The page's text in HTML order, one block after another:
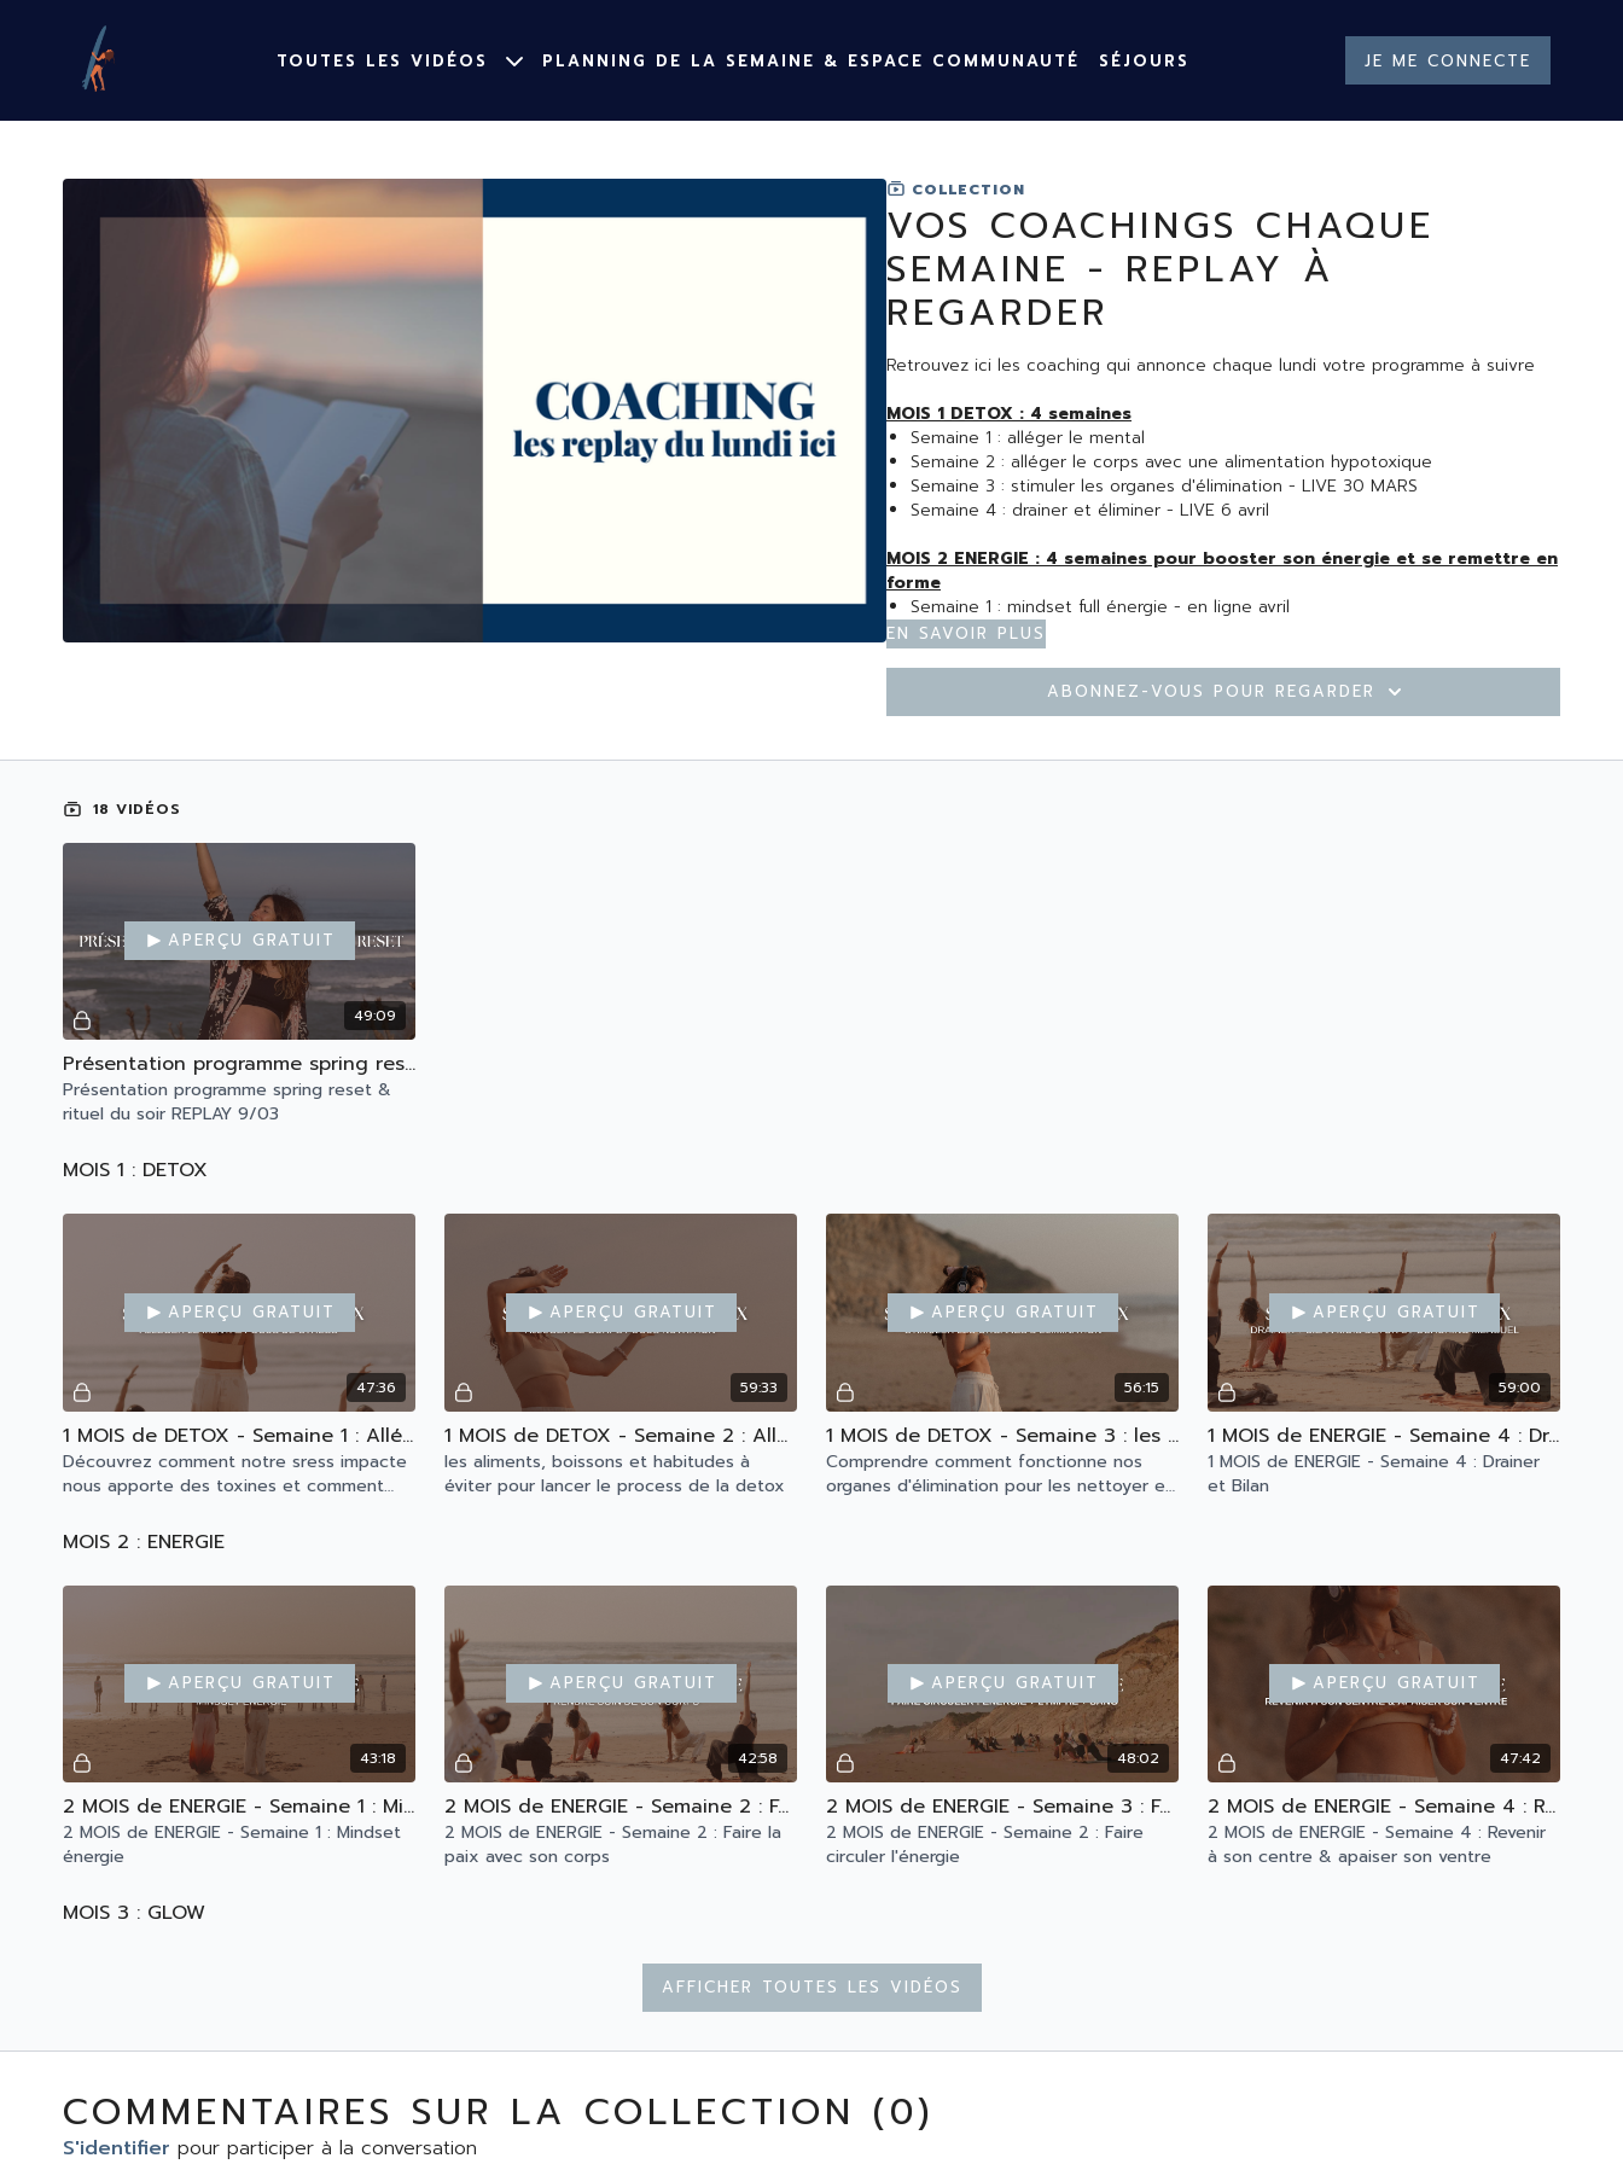
TOUTES LES VIDÉOS PLANNING DE LA SEMAINE & ESPACE COMMUNAUTÉ SÉJOURS JE ME CONNECTE
COLLECTION
VOS COACHINGS CHAQUE
SEMAINE - REPLAY À
REGARDER
Retrouvez ici les coaching qui annonce chaque lundi votre programme à suivre
MOIS 1 DETOX : 4 semaines
Semaine 1 : alléger le mental
Semaine 2 : alléger le corps avec une alimentation hypotoxique
Semaine 3 : stimuler les organes d'élimination - LIVE 30 MARS
Semaine 4 : drainer et éliminer - LIVE 6 avril
MOIS 2 ENERGIE : 4 semaines pour booster son énergie et se remettre en
forme
Semaine 1 : mindset full énergie - en ligne avril
Semaine 2 : comment être bien dans son corps - en ligne avril
Semaine 3 : routines pour des gambettes fuselées - en ligne avril
Semaine 4 : routines pour un ventre plus plat - en ligne avril
En savoir plus
Abonnez-vous pour regarder
18 VIDÉOS
Afficher toutes les vidéos
49:09
Aperçu gratuit
Présentation programme spring reset & rituel du soir REPLAY 9/03
Présentation programme spring reset &
rituel du soir REPLAY 9/03
MOIS 1 : DETOX
47:36
Aperçu gratuit
1 MOIS de DETOX - Semaine 1 : Alléger le mental
Découvrez comment notre sress impacte
nous apporte des toxines et comment
59:33
Aperçu gratuit
1 MOIS de DETOX - Semaine 2 : Alléger le corps
les aliments, boissons et habitudes à
éviter pour lancer le process de la detox
56:15
Aperçu gratuit
1 MOIS de DETOX - Semaine 3 : les organes émonctoires
Comprendre comment fonctionne nos
organes d'élimination pour les nettoyer et
59:00
Aperçu gratuit
1 MOIS de ENERGIE - Semaine 4 : Drainer et Bilan
1 MOIS de ENERGIE - Semaine 4 : Drainer
et Bilan
MOIS 2 : ENERGIE
43:18
Aperçu gratuit
2 MOIS de ENERGIE - Semaine 1 : Mindset énergie
2 MOIS de ENERGIE - Semaine 1 : Mindset
énergie
42:58
Aperçu gratuit
2 MOIS de ENERGIE - Semaine 2 : Faire la paix avec son corps
2 MOIS de ENERGIE - Semaine 2 : Faire la
paix avec son corps
48:02
Aperçu gratuit
2 MOIS de ENERGIE - Semaine 3 : Faire circuler l'énergie
2 MOIS de ENERGIE - Semaine 2 : Faire
circuler l'énergie
47:42
Aperçu gratuit
2 MOIS de ENERGIE - Semaine 4 : Revenir à son centre & apaiser son ventre
2 MOIS de ENERGIE - Semaine 4 : Revenir
à son centre & apaiser son ventre
MOIS 3 : GLOW
41:22
Aperçu gratuit
45:44
Aperçu gratuit Aperçu gratuit Aperçu gratuit
COMMENTAIRES SUR LA COLLECTION (0)
S'identifier pour participer à la conversation